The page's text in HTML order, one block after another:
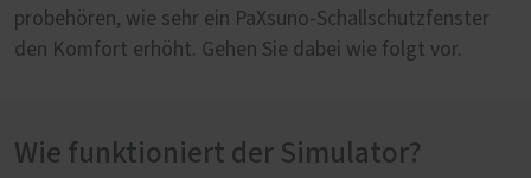
probehören, wie sehr ein PaXsuno-Schallschutzfenster
den Komfort erhöht. Gehen Sie dabei wie folgt vor.
Wie funktioniert der Simulator?